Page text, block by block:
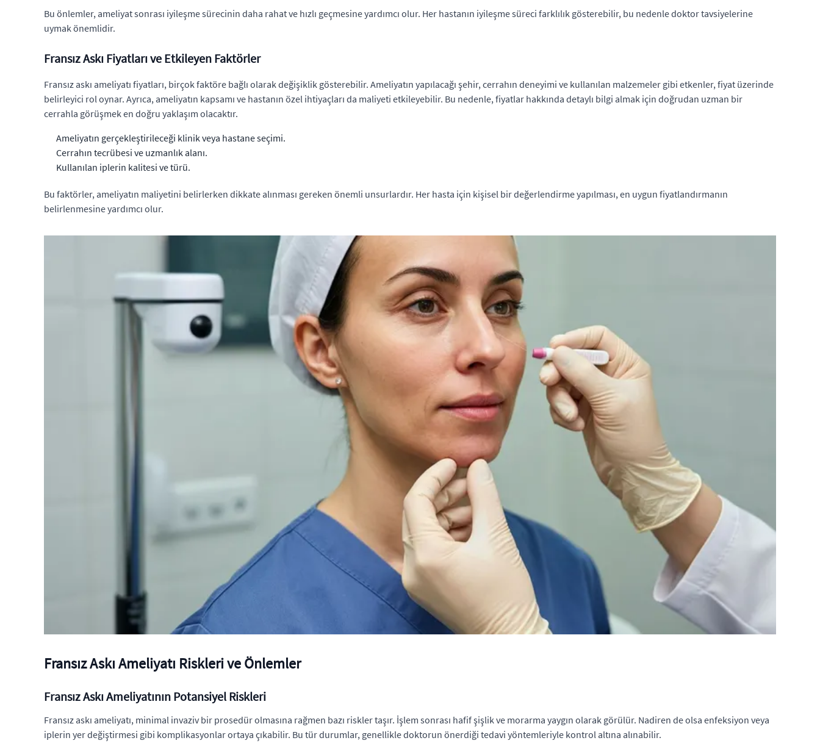
Bu önlemler, ameliyat sonrası iyileşme sürecinin daha rahat ve hızlı geçmesine yardımcı olur. Her hastanın iyileşme süreci farklılık gösterebilir, bu nedenle doktor tavsiyelerine
uymak önemlidir.
Fransız Askı Fiyatları ve Etkileyen Faktörler
Fransız askı ameliyatı fiyatları, birçok faktöre bağlı olarak değişiklik gösterebilir. Ameliyatın yapılacağı şehir, cerrahın deneyimi ve kullanılan malzemeler gibi etkenler, fiyat üzerinde
belirleyici rol oynar. Ayrıca, ameliyatın kapsamı ve hastanın özel ihtiyaçları da maliyeti etkileyebilir. Bu nedenle, fiyatlar hakkında detaylı bilgi almak için doğrudan uzman bir
cerrahla görüşmek en doğru yaklaşım olacaktır.
Ameliyatın gerçekleştirileceği klinik veya hastane seçimi.
Cerrahın tecrübesi ve uzmanlık alanı.
Kullanılan iplerin kalitesi ve türü.
Bu faktörler, ameliyatın maliyetini belirlerken dikkate alınması gereken önemli unsurlardır. Her hasta için kişisel bir değerlendirme yapılması, en uygun fiyatlandırmanın
belirlenmesine yardımcı olur.
Fransız Askı Ameliyatı Riskleri ve Önlemler
Fransız Askı Ameliyatının Potansiyel Riskleri
Fransız askı ameliyatı, minimal invaziv bir prosedür olmasına rağmen bazı riskler taşır. İşlem sonrası hafif şişlik ve morarma yaygın olarak görülür. Nadiren de olsa enfeksiyon veya
iplerin yer değiştirmesi gibi komplikasyonlar ortaya çıkabilir. Bu tür durumlar, genellikle doktorun önerdiği tedavi yöntemleriyle kontrol altına alınabilir.